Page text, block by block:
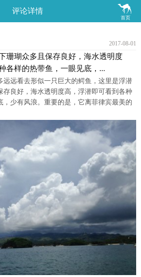

首页
评论详情
2017-08-01
珊瑚众多且保存良好，海水透明度
各样的热带鱼，一眼见底，...
远远看去形似一只巨大的鳄鱼，这里是浮潜
存良好，海水透明度高，浮潜即可看到各种
，少有风浪。重要的是，它离菲律宾最美的